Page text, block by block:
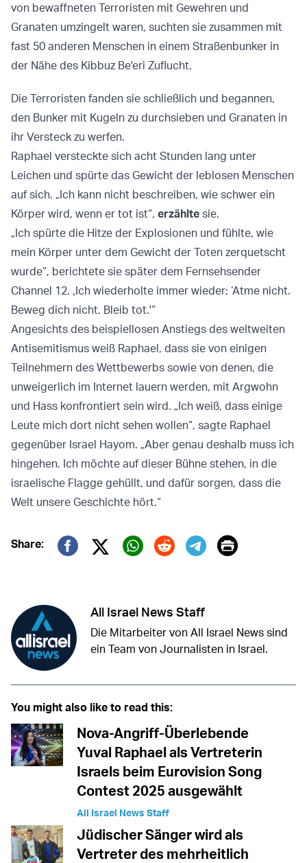
von bewaffneten Terroristen mit Gewehren und
Granaten umzingelt waren, suchten sie zusammen mit
fast 50 anderen Menschen in einem Straßenbunker in
der Nähe des Kibbuz Be'eri Zuflucht.
Die Terroristen fanden sie schließlich und begannen,
den Bunker mit Kugeln zu durchsieben und Granaten in
ihr Versteck zu werfen.
Raphael versteckte sich acht Stunden lang unter
Leichen und spürte das Gewicht der leblosen Menschen
auf sich. „Ich kann nicht beschreiben, wie schwer ein
Körper wird, wenn er tot ist“, erzählte sie.
„Ich spürte die Hitze der Explosionen und fühlte, wie
mein Körper unter dem Gewicht der Toten zerquetscht
wurde“, berichtete sie später dem Fernsehsender
Channel 12. ‚Ich wiederholte immer wieder: ‘Atme nicht.
Beweg dich nicht. Bleib tot.'“
Angesichts des beispiellosen Anstiegs des weltweiten
Antisemitismus weiß Raphael, dass sie von einigen
Teilnehmern des Wettbewerbs sowie von denen, die
unweigerlich im Internet lauern werden, mit Argwohn
und Hass konfrontiert sein wird. „Ich weiß, dass einige
Leute mich dort nicht sehen wollen“, sagte Raphael
gegenüber Israel Hayom. „Aber genau deshalb muss ich
hingehen. Ich möchte auf dieser Bühne stehen, in die
israelische Flagge gehüllt, und dafür sorgen, dass die
Welt unsere Geschichte hört.“
Share:
Twitter (X)
Print
All Israel News Staff
Die Mitarbeiter von All Israel News sind
ein Team von Journalisten in Israel.
You might also like to read this:
Nova-Angriff-Überlebende
Yuval Raphael als Vertreterin
Israels beim Eurovision Song
Contest 2025 ausgewählt
All Israel News Staff
Jüdischer Sänger wird als
Vertreter des mehrheitlich